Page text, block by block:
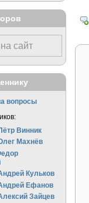
сайт
вопросы
Винник
Махнёв
Кульков
Ефанов
Зайцев